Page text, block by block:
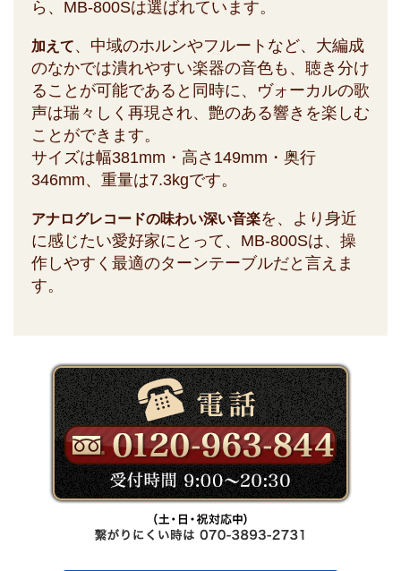
ら、MB-800Sは選ばれています。
加えて、中域のホルンやフルートなど、大編成
のなかでは潰れやすい楽器の音色も、聴き分け
ることが可能であると同時に、ヴォーカルの歌
声は瑞々しく再現され、艶のある響きを楽しむ
ことができます。
サイズは幅381mm・高さ149mm・奥行
346mm、重量は7.3kgです。
アナログレコードの味わい深い音楽を、より身近
に感じたい愛好家にとって、MB-800Sは、操
作しやすく最適のターンテーブルだと言えま
す。